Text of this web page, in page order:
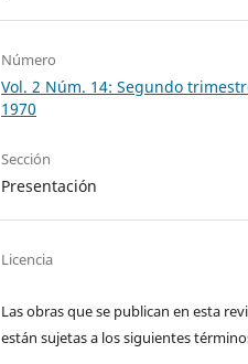
Número
Vol. 2 Núm. 14: Segundo
1970
Sección
Presentación
Licencia
Las obras que se publican en esta
están sujetas a los siguientes